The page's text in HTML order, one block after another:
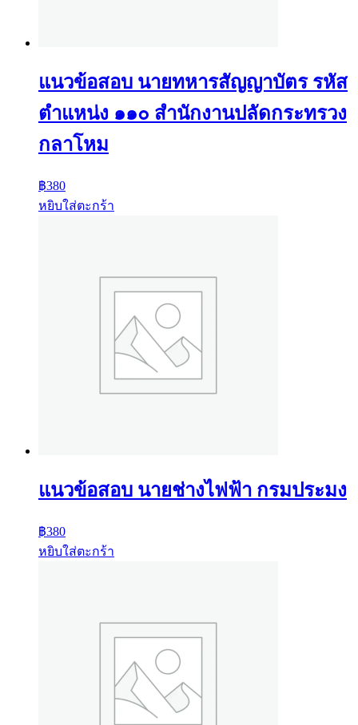
แนวข้อสอบ นายทหารสัญญาบัตร รหัส
ตำแหน่ง ๑๑๐ สำนักงานปลัดกระทรวง
กลาโหม
฿380
หยิบใส่ตะกร้า
แนวข้อสอบ นายช่างไฟฟ้า กรมประมง
฿380
หยิบใส่ตะกร้า